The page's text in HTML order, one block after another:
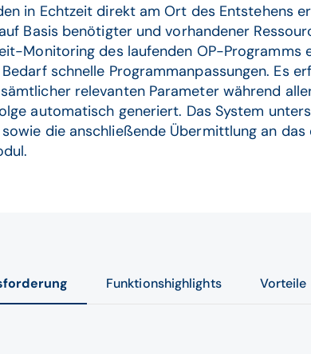
in Echtzeit direkt am Ort des Entstehens
Basis benötigter und vorhandener
Monitoring des laufenden OP-Programms
schnelle Programmanpassungen. Es
relevanten Parameter während
automatisch generiert. Das System
die anschließende Übermittlung an das
Funktionshighlights Vorteile